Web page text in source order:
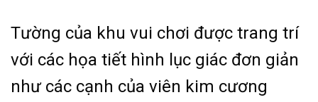
Tường của khu vui chơi được trang trí
với các họa tiết hình lục giác đơn giản
như các cạnh của viên kim cương